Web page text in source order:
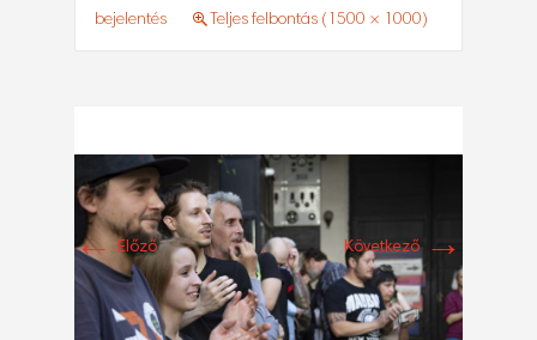
bejelentés
Teljes felbontás (1500 × 1000)
← Előző Következő →